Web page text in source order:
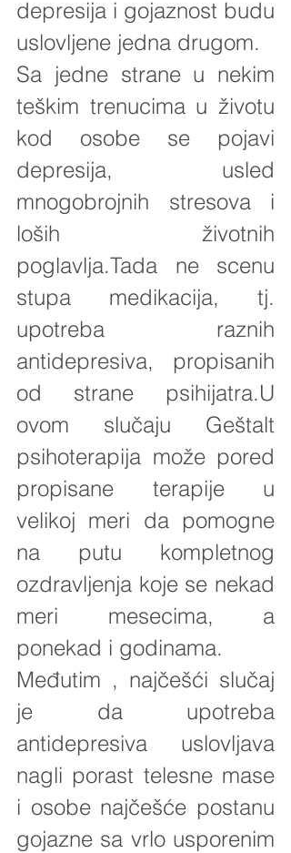
depresija i gojaznost budu
uslovljene jedna drugom.
Sa jedne strane u nekim
teškim trenucima u životu
kod osobe se pojavi
depresija, usled
mnogobrojnih stresova i
loših životnih
poglavlja.Tada ne scenu
stupa medikacija, tj.
upotreba raznih
antidepresiva, propisanih
od strane psihijatra.U
ovom slučaju Geštalt
psihoterapija može pored
propisane terapije u
velikoj meri da pomogne
na putu kompletnog
ozdravljenja koje se nekad
meri mesecima, a
ponekad i godinama.
Međutim , najčešći slučaj
je da upotreba
antidepresiva uslovljava
nagli porast telesne mase
i osobe najčešće postanu
gojazne sa vrlo usporenim